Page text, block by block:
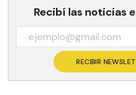
Recibí las noticias
RECIBIR